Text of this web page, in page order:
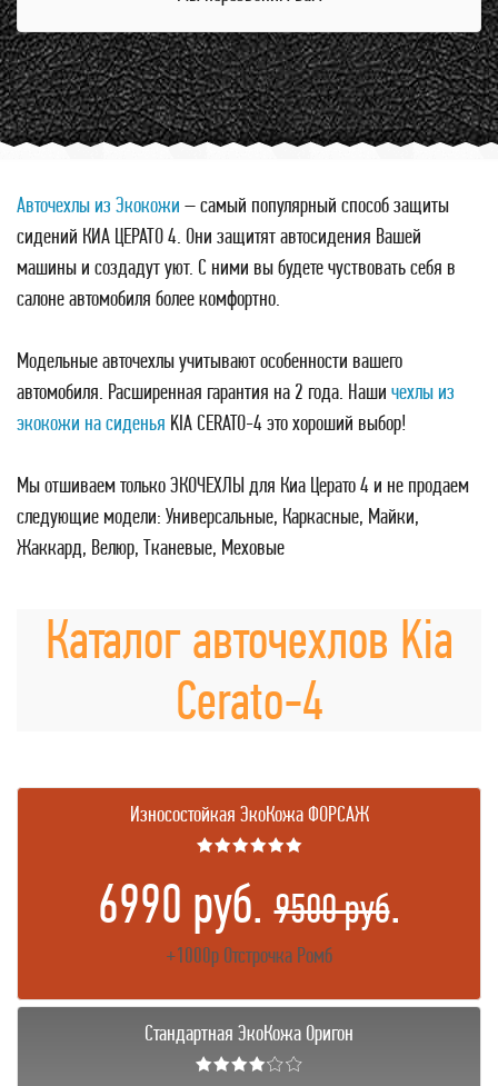
Авточехлы из Экокожи – самый популярный способ защиты
сидений КИА ЦЕРАТО 4. Они защитят автосидения Вашей
машины и создадут уют. С ними вы будете чуствовать себя в
салоне автомобиля более комфортно.
Модельные авточехлы учитывают особенности вашего
автомобиля. Расширенная гарантия на 2 года. Наши чехлы из
экокожи на сиденья KIA CERATO-4 это хороший выбор!
Мы отшиваем только ЭКОЧЕХЛЫ для Киа Церато 4 и не продаем
следующие модели: Универсальные, Каркасные, Майки,
Жаккард, Велюр, Тканевые, Меховые
Каталог авточехлов Kia
Cerato-4
Износостойкая ЭкоКожа ФОРСАЖ
★★★★★★
6990 руб.9500 руб.
+1000р Отстрочка Ромб
Стандартная ЭкоКожа Оригон
★★★★☆☆